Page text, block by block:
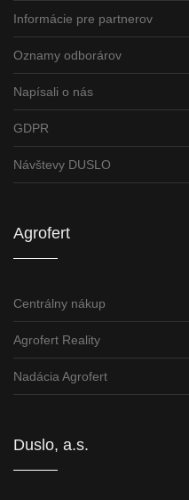
Informácie pre partnerov
Oznamy odborárov
Napísali o nás
GDPR
Návštevy DUSLO
Agrofert
Centrálny nákup
Agrofert Reality
Nadácia Agrofert
Duslo, a.s.